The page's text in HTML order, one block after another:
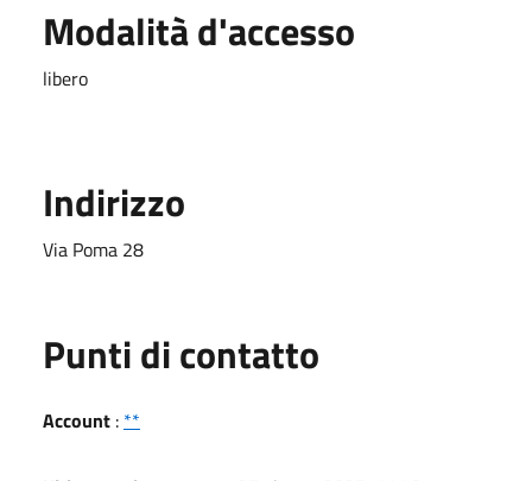
Modalità d'accesso
libero
Indirizzo
Via Poma 28
Punti di contatto
Account : **